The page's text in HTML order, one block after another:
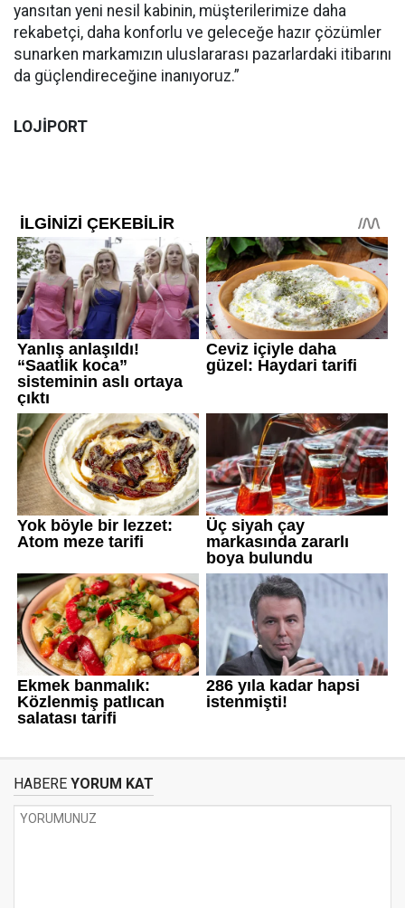
yansıtan yeni nesil kabinin, müşterilerimize daha
rekabetçi, daha konforlu ve geleceğe hazır çözümler
sunarken markamızın uluslararası pazarlardaki itibarını
da güçlendireceğine inanıyoruz.”
LOJİPORT
HABERE YORUM KAT